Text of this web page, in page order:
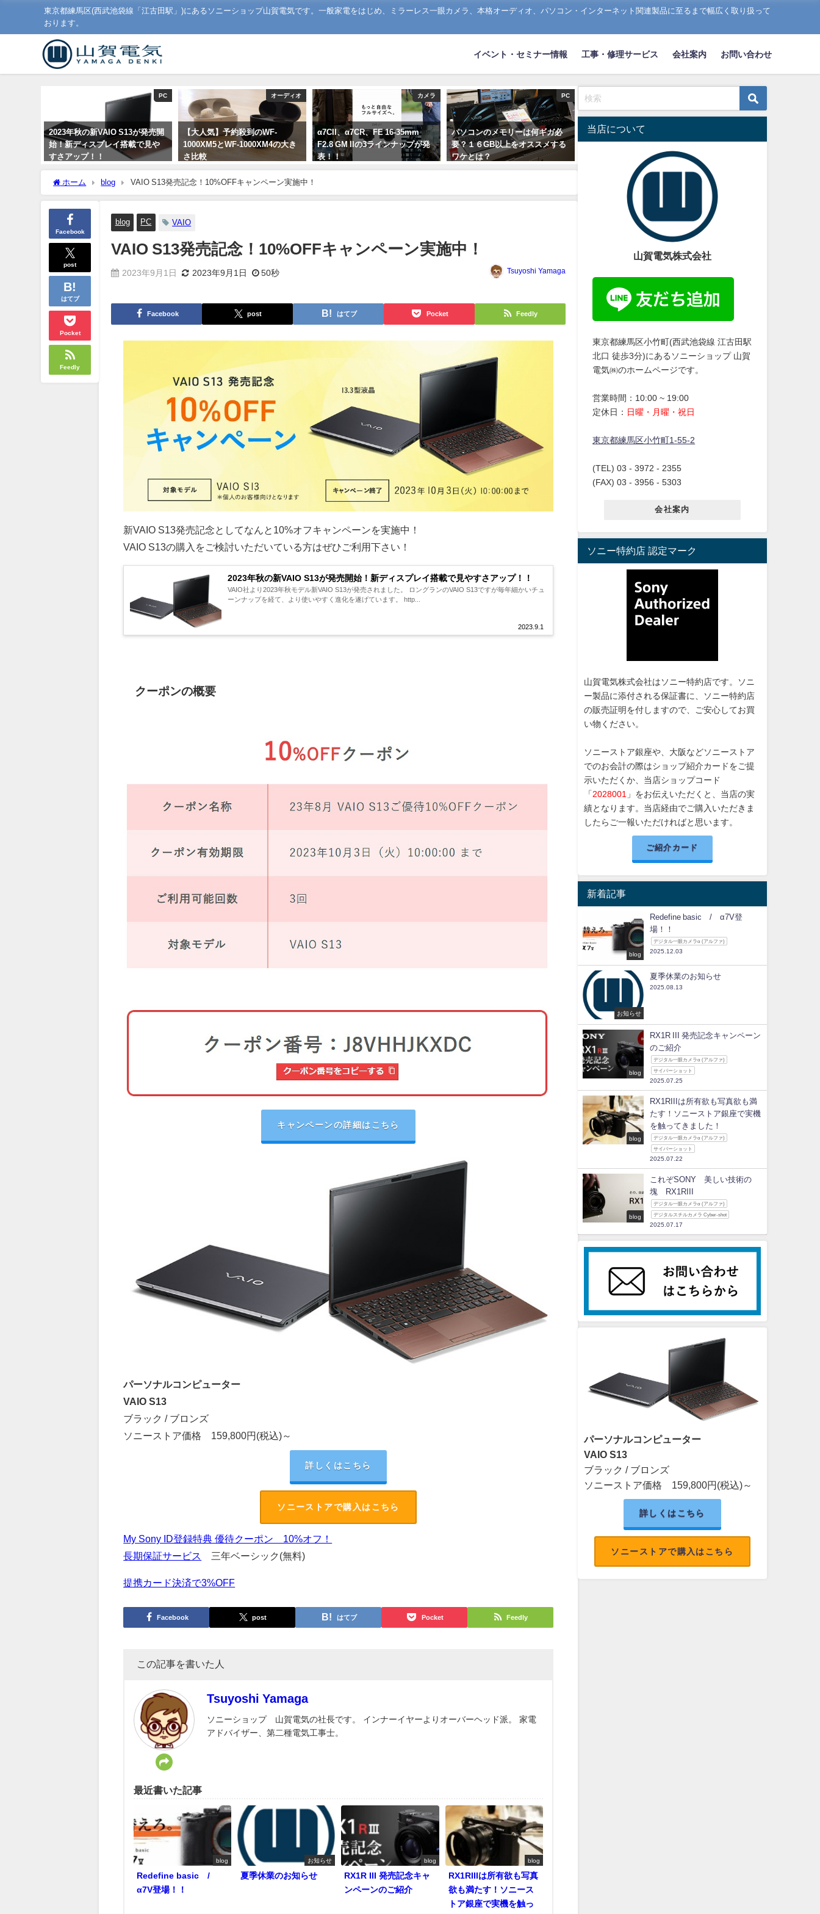
東京都練馬区(西武池袋線「江古田駅」)にあるソニーショップ山賀電気です。一般家電をはじめ、ミラーレス一眼カメラ、本格オーディオ、パソコン・インターネット関連製品に至るまで幅広く取り扱って
おります。
イベント・セミナー情報 工事・修理サービス 会社案内 お問い合わせ
PC
2023年秋の新VAIO S13が発売開
始！新ディスプレイ搭載で見や
すさアップ！！
オーディオ
【大人気】予約殺到のWF-
1000XM5とWF-1000XM4の大き
さ比較
カメラ
α7CII、α7CR、FE 16-35mm
F2.8 GM IIの3ラインナップが発
表！！
PC
パソコンのメモリーは何ギガ必
要？１６GB以上をオススメする
ワケとは？
ホーム blog VAIO S13発売記念！10%OFFキャンペーン実施中！
Facebook
post
はてブ
Pocket
Feedly
blog PC VAIO
VAIO S13発売記念！10%OFFキャンペーン実施中！
2023年9月1日 2023年9月1日 50秒 Tsuyoshi Yamaga
Facebook post はてブ Pocket Feedly
新VAIO S13発売記念としてなんと10%オフキャンペーンを実施中！
VAIO S13の購入をご検討いただいている方はぜひご利用下さい！
2023年秋の新VAIO S13が発売開始！新ディスプレイ搭載で見やすさアップ！！
2023.9.1
VAIO社より2023年秋モデル新VAIO S13が発売されました。 ロングランのVAIO S13ですが毎年細かいチュ
ーンナップを経て、より使いやすく進化を遂げています。 http...
クーポンの概要
キャンペーンの詳細はこちら
パーソナルコンピューター
VAIO S13
ブラック / ブロンズ
ソニーストア価格 159,800円(税込)～
詳しくはこちら
ソニーストアで購入はこちら
My Sony ID登録特典 優待クーポン 10%オフ！
長期保証サービス
三年ベーシック(無料)
提携カード決済で3%OFF
Facebook post はてブ Pocket Feedly
この記事を書いた人
Tsuyoshi Yamaga
ソニーショップ 山賀電気の社長です。 インナーイヤーよりオーバーヘッド派。 家電
アドバイザー、第二種電気工事士。
最近書いた記事
blog
Redefine basic /
α7V登場！！
お知らせ
夏季休業のお知らせ
blog
RX1R III 発売記念キャ
ンペーンのご紹介
blog
RX1RIIIは所有欲も写真
欲も満たす！ソニース
トア銀座で実機を触っ
当店について
山賀電気株式会社
東京都練馬区小竹町(西武池袋線 江古田駅
北口 徒歩3分)にあるソニーショップ 山賀
電気㈱のホームページです。
営業時間：10:00 ~ 19:00
定休日： 日曜・月曜・祝日
東京都練馬区小竹町1-55-2
(TEL) 03 - 3972 - 2355
(FAX) 03 - 3956 - 5303
会社案内
ソニー特約店 認定マーク
山賀電気株式会社はソニー特約店です。ソニ
ー製品に添付される保証書に、ソニー特約店
の販売証明を付しますので、ご安心してお買
い物ください。
ソニーストア銀座や、大阪などソニーストア
でのお会計の際はショップ紹介カードをご提
示いただくか、当店ショップコード
「 2028001 」をお伝えいただくと、当店の実
績となります。当店経由でご購入いただきま
したらご一報いただければと思います。
ご紹介カード
新着記事
blog
Redefine basic / α7V登
場！！
デジタル一眼カメラα (アルファ)
2025.12.03
お知らせ
夏季休業のお知らせ
2025.08.13
blog
RX1R III 発売記念キャンペーン
のご紹介
デジタル一眼カメラα (アルファ)
サイバーショット
2025.07.25
blog
RX1RIIIは所有欲も写真欲も満
たす！ソニーストア銀座で実機
を触ってきました！
デジタル一眼カメラα (アルファ)
サイバーショット
2025.07.22
blog
これぞSONY 美しい技術の
塊 RX1RIII
デジタル一眼カメラα (アルファ)
デジタルスチルカメラ Cyber-shot
2025.07.17
パーソナルコンピューター
VAIO S13
ブラック / ブロンズ
ソニーストア価格 159,800円(税込)～
詳しくはこちら
ソニーストアで購入はこちら